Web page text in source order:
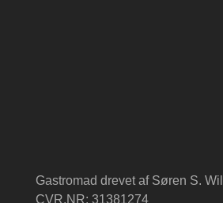
Gastromad drevet af Søren S.
CVR.NR: 31381274